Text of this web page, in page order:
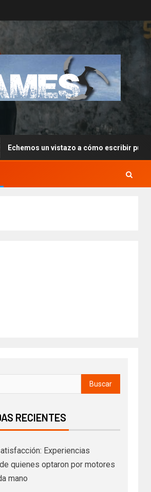
un vistazo a cómo escribir
RECIENTES
Experiencias
quienes optaron por motores
mano